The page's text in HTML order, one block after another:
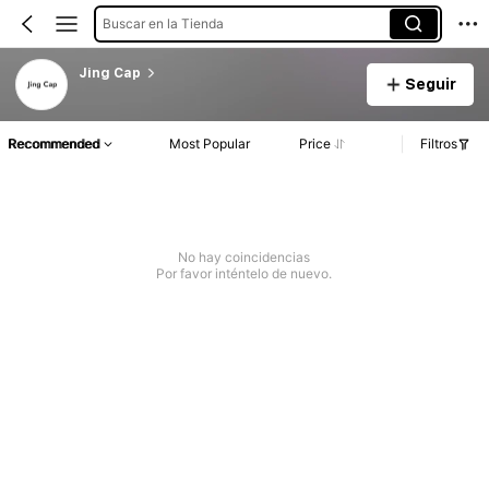
Buscar en la Tienda
Jing Cap
Seguir
Recommended Most Popular Price Filtros
No hay coincidencias
Por favor inténtelo de nuevo.